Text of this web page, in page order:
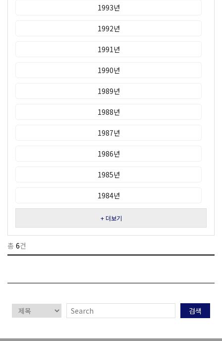
1993년
1992년
1991년
1990년
1989년
1988년
1987년
1986년
1985년
1984년
+ 더보기
총 6건
검색